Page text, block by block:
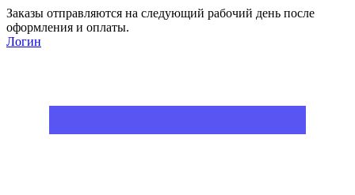
Заказы отправляются на следующий рабочий день после
оформления и оплаты.
Логин